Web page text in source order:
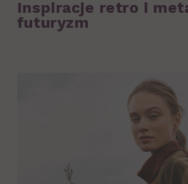
Inspiracje retro i
futuryzm